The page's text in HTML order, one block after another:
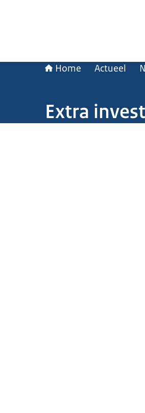
Home Actueel
Extra